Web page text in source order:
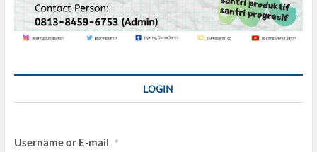
LOGIN
Username or E-mail *